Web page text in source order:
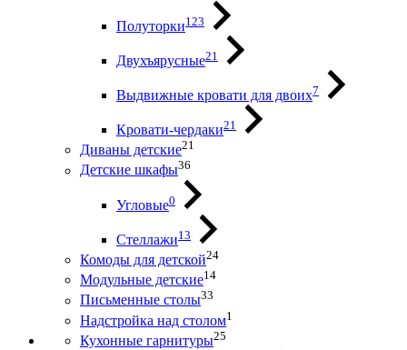
Полуторки123
Двухъярусные21
Выдвижные кровати для двоих7
Кровати-чердаки21
Диваны детские21
Детские шкафы36
Угловые0
Стеллажи13
Комоды для детской24
Модульные детские14
Письменные столы33
Надстройка над столом1
Кухонные гарнитуры25